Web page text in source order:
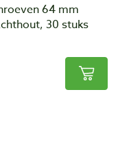
64 mm
30 stuks